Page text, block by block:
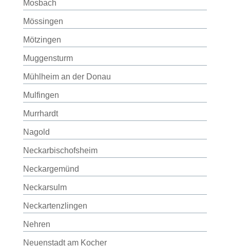
Mosbach
Mössingen
Mötzingen
Muggensturm
Mühlheim an der Donau
Mulfingen
Murrhardt
Nagold
Neckarbischofsheim
Neckargemünd
Neckarsulm
Neckartenzlingen
Nehren
Neuenstadt am Kocher